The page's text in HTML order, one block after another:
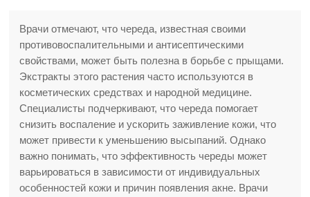
Врачи отмечают, что череда, известная своими
противовоспалительными и антисептическими
свойствами, может быть полезна в борьбе с прыщами.
Экстракты этого растения часто используются в
косметических средствах и народной медицине.
Специалисты подчеркивают, что череда помогает
снизить воспаление и ускорить заживление кожи, что
может привести к уменьшению высыпаний. Однако
важно понимать, что эффективность череды может
варьироваться в зависимости от индивидуальных
особенностей кожи и причин появления акне. Врачи